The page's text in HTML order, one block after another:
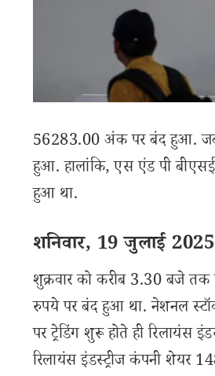
56283.00 अंक पर बंद हुआ.
हुआ. हालांकि, एस एंड पी
हुआ था.
शनिवार, 19 जुलाई
शुक्रवार को करीब 3.30 बजे
रुपये पर बंद हुआ था. नेशनल
पर ट्रेडिंग शुरू होते ही
रिलायंस इंडस्ट्रीज कंपनी शेयर